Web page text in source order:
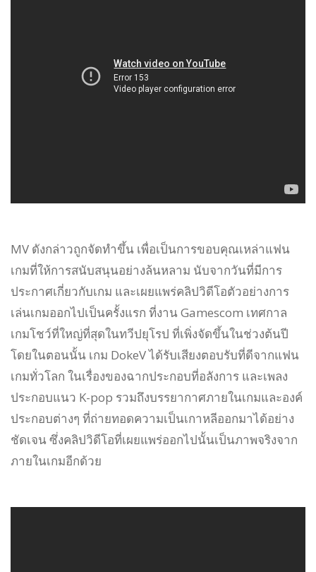
MV ดังกล่าวถูกจัดทำขึ้น เพื่อเป็นการขอบคุณเหล่าแฟน
เกมที่ให้การสนับสนุนอย่างล้นหลาม นับจากวันที่มีการ
ประกาศเกี่ยวกับเกม และเผยแพร่คลิปวิดีโอตัวอย่างการ
เล่นเกมออกไปเป็นครั้งแรก ที่งาน Gamescom เทศกาล
เกมโชว์ที่ใหญ่ที่สุดในทวีปยุโรป ที่เพิ่งจัดขึ้นในช่วงต้นปี
โดยในตอนนั้น เกม DokeV ได้รับเสียงตอบรับที่ดีจากแฟน
เกมทั่วโลก ในเรื่องของฉากประกอบที่อลังการ และเพลง
ประกอบแนว K-pop รวมถึงบรรยากาศภายในเกมและองค์
ประกอบต่างๆ ที่ถ่ายทอดความเป็นเกาหลีออกมาได้อย่าง
ชัดเจน ซึ่งคลิปวิดีโอที่เผยแพร่ออกไปนั้นเป็นภาพจริงจาก
ภายในเกมอีกด้วย